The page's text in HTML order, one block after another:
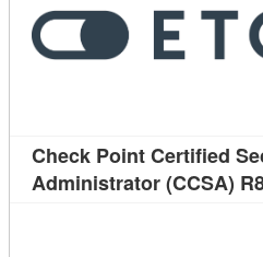
Check Point Certified
Administrator (CCSA)